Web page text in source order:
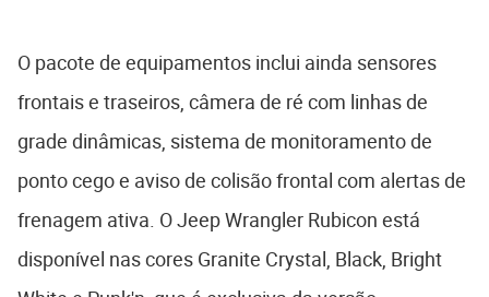
O pacote de equipamentos inclui ainda sensores
frontais e traseiros, câmera de ré com linhas de
grade dinâmicas, sistema de monitoramento de
ponto cego e aviso de colisão frontal com alertas de
frenagem ativa. O Jeep Wrangler Rubicon está
disponível nas cores Granite Crystal, Black, Bright